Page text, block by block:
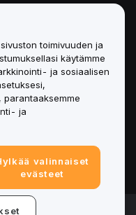
pidätetään.
toimivuuden ja
käytämme
ja sosiaalisen
parantaaksemme
ja
valinnaiset
evästeet